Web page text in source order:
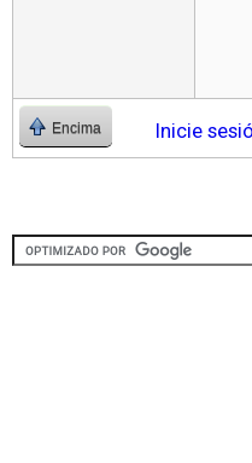
Encima Inicie